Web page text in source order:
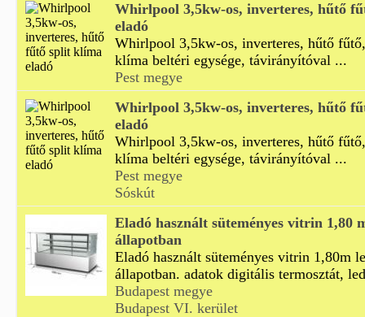
Whirlpool 3,5kw-os, inverteres, hűtő
eladó
Whirlpool 3,5kw-os, inverteres, hűtő
klíma beltéri egysége, távirányítóval ...
Pest megye
Whirlpool 3,5kw-os, inverteres, hűtő
eladó
Whirlpool 3,5kw-os, inverteres, hűtő
klíma beltéri egysége, távirányítóval ...
Pest megye
Sóskút
Eladó használt süteményes vitrin 1,80
állapotban
Eladó használt süteményes vitrin 1,80m
állapotban. adatok digitális termosztát,
Budapest megye
Budapest VI. kerület